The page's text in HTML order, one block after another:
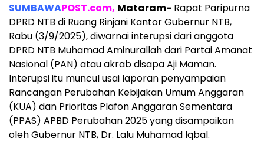
SUMBAWAPOST.com, Mataram- Rapat Paripurna
DPRD NTB di Ruang Rinjani Kantor Gubernur NTB,
Rabu (3/9/2025), diwarnai interupsi dari anggota
DPRD NTB Muhamad Aminurallah dari Partai Amanat
Nasional (PAN) atau akrab disapa Aji Maman.
Interupsi itu muncul usai laporan penyampaian
Rancangan Perubahan Kebijakan Umum Anggaran
(KUA) dan Prioritas Plafon Anggaran Sementara
(PPAS) APBD Perubahan 2025 yang disampaikan
oleh Gubernur NTB, Dr. Lalu Muhamad Iqbal.